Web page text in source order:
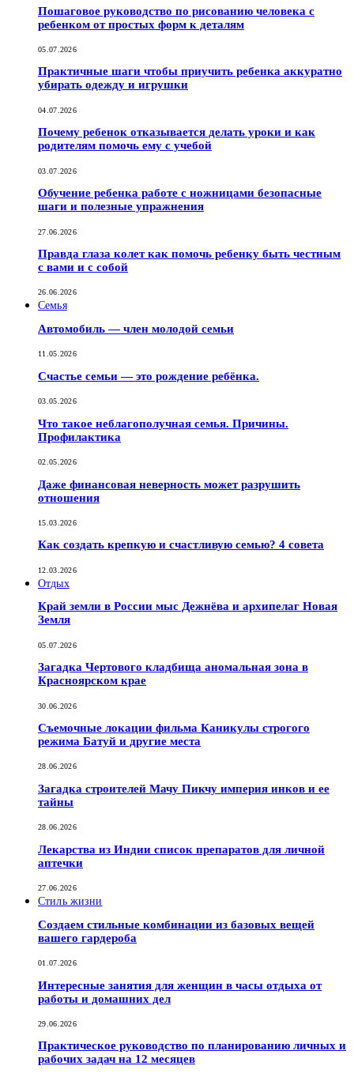
Пошаговое руководство по рисованию человека с
ребенком от простых форм к деталям
05.07.2026
Практичные шаги чтобы приучить ребенка аккуратно
убирать одежду и игрушки
04.07.2026
Почему ребенок отказывается делать уроки и как
родителям помочь ему с учебой
03.07.2026
Обучение ребенка работе с ножницами безопасные
шаги и полезные упражнения
27.06.2026
Правда глаза колет как помочь ребенку быть честным
с вами и с собой
26.06.2026
Семья
Автомобиль — член молодой семьи
11.05.2026
Счастье семьи — это рождение ребёнка.
03.05.2026
Что такое неблагополучная семья. Причины.
Профилактика
02.05.2026
Даже финансовая неверность может разрушить
отношения
15.03.2026
Как создать крепкую и счастливую семью? 4 совета
12.03.2026
Отдых
Край земли в России мыс Дежнёва и архипелаг Новая
Земля
05.07.2026
Загадка Чертового кладбища аномальная зона в
Красноярском крае
30.06.2026
Съемочные локации фильма Каникулы строгого
режима Батуй и другие места
28.06.2026
Загадка строителей Мачу Пикчу империя инков и ее
тайны
28.06.2026
Лекарства из Индии список препаратов для личной
аптечки
27.06.2026
Стиль жизни
Создаем стильные комбинации из базовых вещей
вашего гардероба
01.07.2026
Интересные занятия для женщин в часы отдыха от
работы и домашних дел
29.06.2026
Практическое руководство по планированию личных и
рабочих задач на 12 месяцев